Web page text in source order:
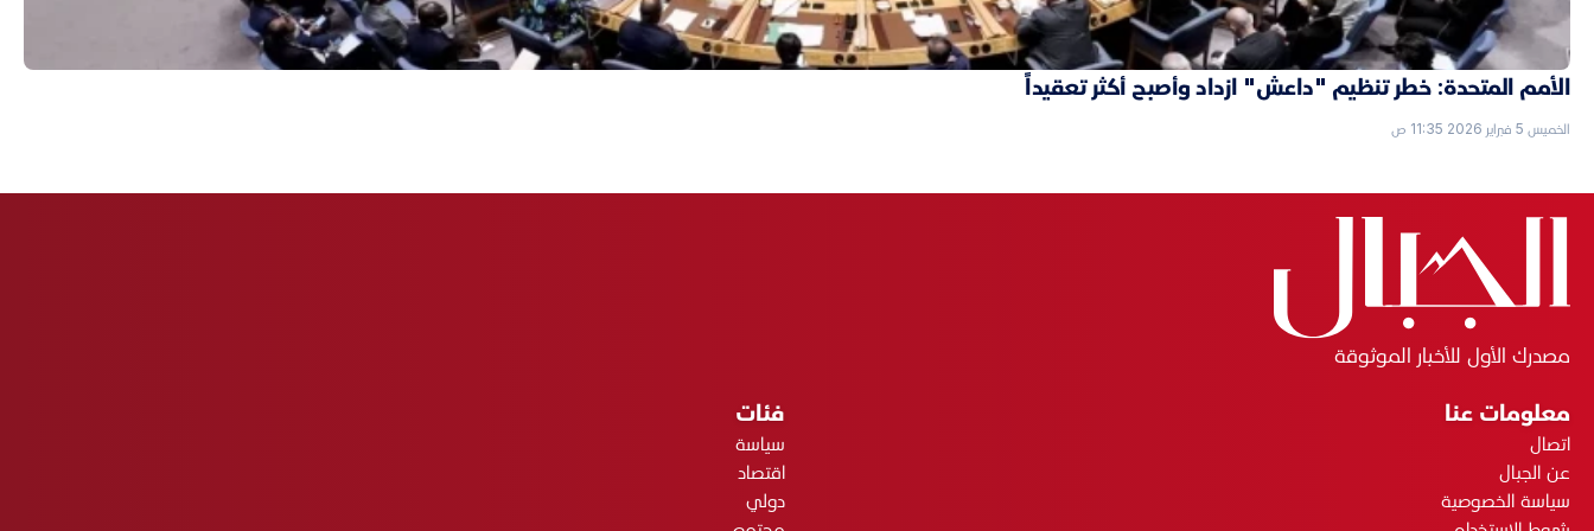
الأمم المتحدة: خطر تنظيم "داعش" ازداد وأصبح أكثر تعقيداً
الخميس 5 فبراير 2026 11:35 ص
مصدرك الأول للأخبار الموثوقة
معلومات عنا
اتصال
عن الجبال
سياسة الخصوصية
فئات
سياسة
اقتصاد
دولي